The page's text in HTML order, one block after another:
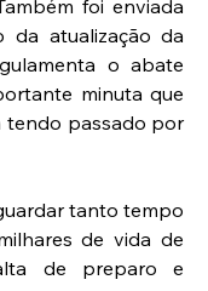
foi enviada
da atualização da
o abate
minuta que
tendo passado por
tanto tempo
de vida de
de preparo e